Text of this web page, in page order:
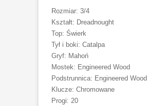
Rozmiar: 3/4
Kształt: Dreadnought
Top: Świerk
Tył i boki: Catalpa
Gryf: Mahoń
Mostek: Engineered Wood
Podstrunnica: Engineered Wood
Klucze: Chromowane
Progi: 20